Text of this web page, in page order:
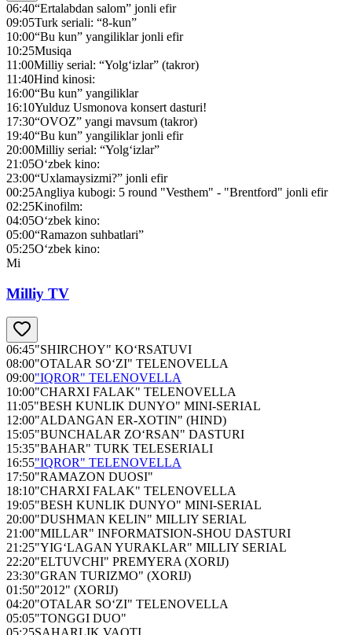
06:40“Ertalabdan salom” jonli efir
09:05Turk seriali: “8-kun”
10:00“Bu kun” yangiliklar jonli efir
10:25Musiqa
11:00Milliy serial: “Yolg‘izlar” (takror)
11:40Hind kinosi:
16:00“Bu kun” yangiliklar
16:10Yulduz Usmonova konsert dasturi!
17:30“OVOZ” yangi mavsum (takror)
19:40“Bu kun” yangiliklar jonli efir
20:00Milliy serial: “Yolg‘izlar”
21:05O‘zbek kino:
23:00“Uxlamaysizmi?” jonli efir
00:25Angliya kubogi: 5 round "Vesthem" - "Brentford" jonli efir
02:25Kinofilm:
04:05O‘zbek kino:
05:00“Ramazon suhbatlari”
05:25O‘zbek kino:
Mi
Milliy TV
06:45"SHIRCHOY" KO‘RSATUVI
08:00"OTALAR SO‘ZI" TELENOVELLA
09:00"IQROR" TELENOVELLA
10:00"CHARXI FALAK" TELENOVELLA
11:05"BESH KUNLIK DUNYO" MINI-SERIAL
12:00"ALDANGAN ER-XOTIN" (HIND)
15:05"BUNCHALAR ZO‘RSAN" DASTURI
15:35"BAHAR" TURK TELESERIALI
16:55"IQROR" TELENOVELLA
17:50"RAMAZON DUOSI"
18:10"CHARXI FALAK" TELENOVELLA
19:05"BESH KUNLIK DUNYO" MINI-SERIAL
20:00"DUSHMAN KELIN" MILLIY SERIAL
21:00"MILLAR" INFORMATSION-SHOU DASTURI
21:25"YIG‘LAGAN YURAKLAR" MILLIY SERIAL
22:20"ELTUVCHI" PREMYERA (XORIJ)
23:30"GRAN TURIZMO" (XORIJ)
01:50"2012" (XORIJ)
04:20"OTALAR SO‘ZI" TELENOVELLA
05:05"TONGGI DUO"